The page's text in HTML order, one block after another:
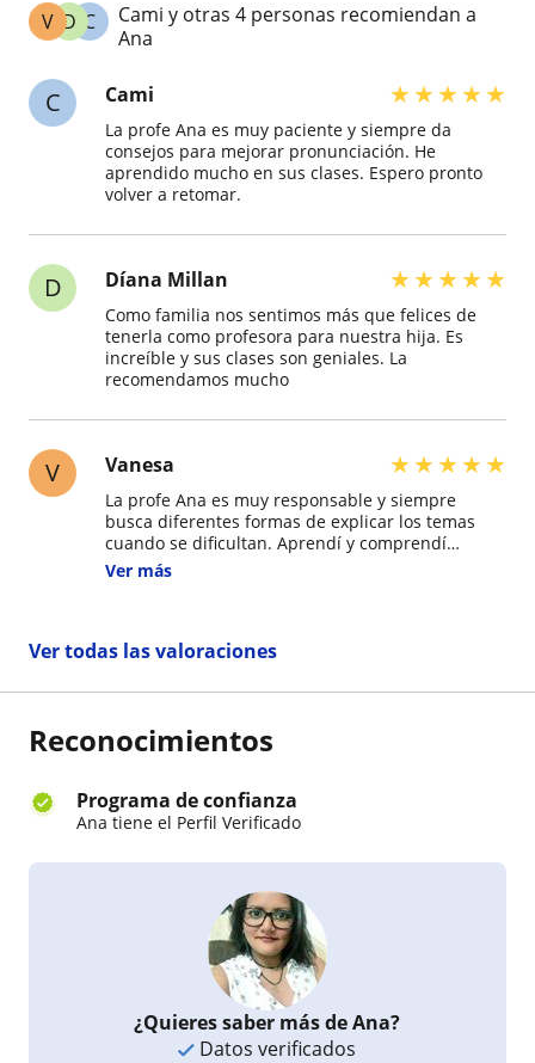
C
D
V
Cami y otras 4 personas recomiendan a
Ana
C Cami ★★★★★
La profe Ana es muy paciente y siempre da
consejos para mejorar pronunciación. He
aprendido mucho en sus clases. Espero pronto
volver a retomar.
D Díana Millan ★★★★★
Como familia nos sentimos más que felices de
tenerla como profesora para nuestra hija. Es
increíble y sus clases son geniales. La
recomendamos mucho
V Vanesa ★★★★★
La profe Ana es muy responsable y siempre
busca diferentes formas de explicar los temas
cuando se dificultan. Aprendí y comprendí
mucho sobre el idioma inglés durante el tiempo
Ver más
Ver todas las valoraciones
Reconocimientos
Programa de confianza
Ana tiene el Perfil Verificado
¿Quieres saber más de Ana?
Datos verificados